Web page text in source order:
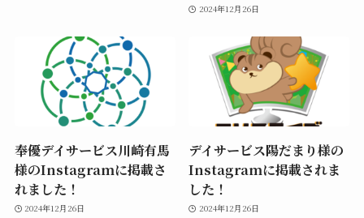
2024年12月26日
奉優デイサービス川崎有馬
様のInstagramに掲載さ
れました！
2024年12月26日
デイサービス陽だまり様の
Instagramに掲載されま
した！
2024年12月26日